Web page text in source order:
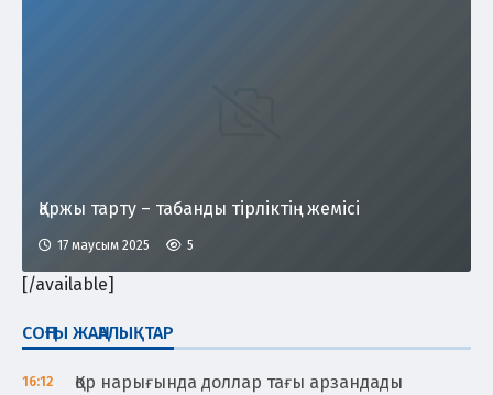
СОҢҒЫ ЖАҢАЛЫҚТАР
16:12
Қор нарығында доллар тағы арзандады
Қаржы тарту – табанды тірліктің жемісі
17 маусым 2025 5
[/available]